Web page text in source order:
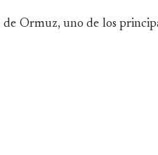
Ormuz, uno de los